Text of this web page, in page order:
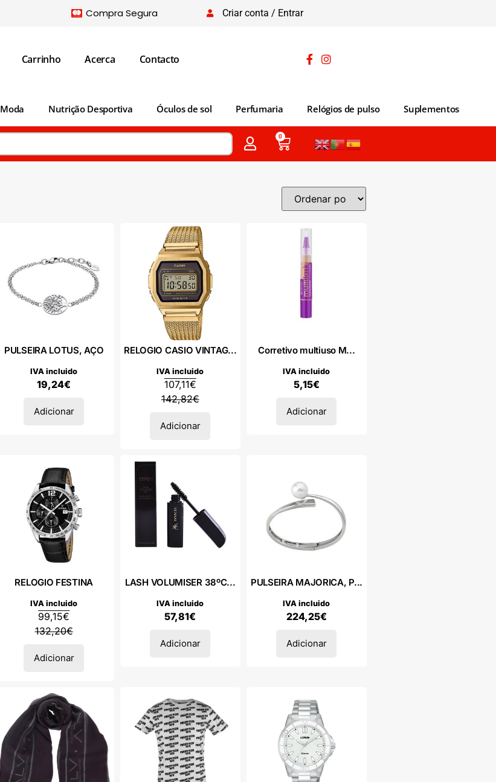
Compra Segura Criar conta / Entrar
Carrinho Acerca Contacto
Moda Nutrição Desportiva Óculos de sol Perfumaria Relógios de pulso Suplementos
0
PULSEIRA LOTUS, AÇO
19,24€
IVA incluido
Adicionar
RELOGIO CASIO VINTAG...
142,82€
107,11€
IVA incluido
Adicionar
Corretivo multiuso M...
5,15€
IVA incluido
Adicionar
RELOGIO FESTINA
132,20€
99,15€
IVA incluido
Adicionar
LASH VOLUMISER 38ºC...
57,81€
IVA incluido
Adicionar
PULSEIRA MAJORICA, P...
224,25€
IVA incluido
Adicionar